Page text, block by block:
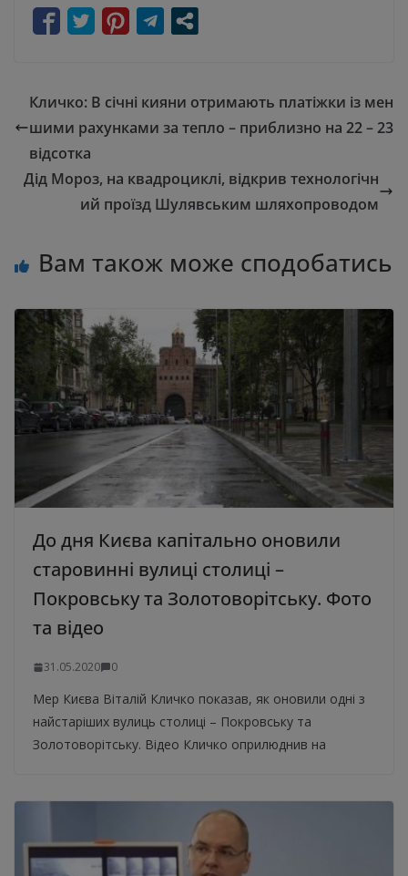
Кличко: В січні кияни отримають платіжки із мен
шими рахунками за тепло – приблизно на 22 – 23
відсотка
Дід Мороз, на квадроциклі, відкрив технологічн
ий проїзд Шулявським шляхопроводом
Вам також може сподобатись
До дня Києва капітально оновили
старовинні вулиці столиці –
Покровську та Золотоворітську. Фото
та відео
31.05.2020 0
Мер Києва Віталій Кличко показав, як оновили одні з
найстаріших вулиць столиці – Покровську та
Золотоворітську. Відео Кличко оприлюднив на